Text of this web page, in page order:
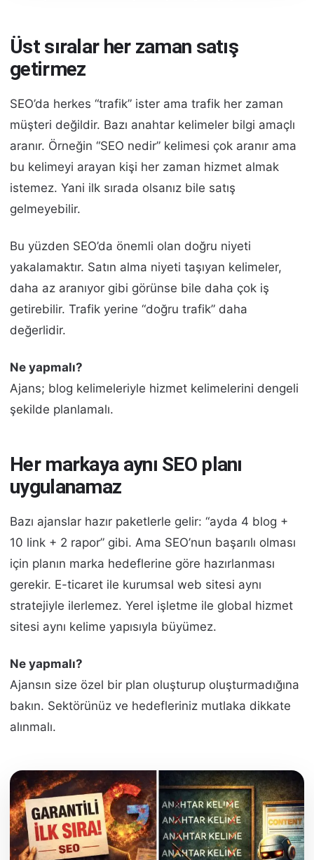
Üst sıralar her zaman satış
getirmez
SEO’da herkes “trafik” ister ama trafik her zaman
müşteri değildir. Bazı anahtar kelimeler bilgi amaçlı
aranır. Örneğin “SEO nedir” kelimesi çok aranır ama
bu kelimeyi arayan kişi her zaman hizmet almak
istemez. Yani ilk sırada olsanız bile satış
gelmeyebilir.
Bu yüzden SEO’da önemli olan doğru niyeti
yakalamaktır. Satın alma niyeti taşıyan kelimeler,
daha az aranıyor gibi görünse bile daha çok iş
getirebilir. Trafik yerine “doğru trafik” daha
değerlidir.
Ne yapmalı?
Ajans; blog kelimeleriyle hizmet kelimelerini dengeli
şekilde planlamalı.
Her markaya aynı SEO planı
uygulanamaz
Bazı ajanslar hazır paketlerle gelir: “ayda 4 blog +
10 link + 2 rapor” gibi. Ama SEO’nun başarılı olması
için planın marka hedeflerine göre hazırlanması
gerekir. E-ticaret ile kurumsal web sitesi aynı
stratejiyle ilerlemez. Yerel işletme ile global hizmet
sitesi aynı kelime yapısıyla büyümez.
Ne yapmalı?
Ajansın size özel bir plan oluşturup oluşturmadığına
bakın. Sektörünüz ve hedefleriniz mutlaka dikkate
alınmalı.